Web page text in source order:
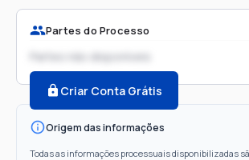
Partes do Processo
Partes não disponíveis
Criar Conta Grátis
Origem das informações
Todas as informações processuais disponibilizadas